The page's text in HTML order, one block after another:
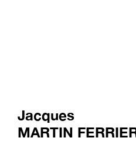
Jacques
MARTIN